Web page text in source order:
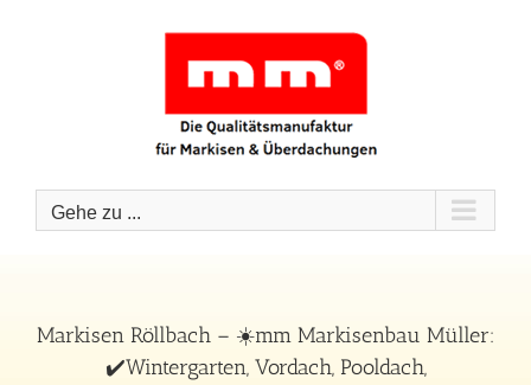
Gehe zu ...
Markisen Röllbach – ☀️mm Markisenbau Müller:
✔️Wintergarten, Vordach, Pooldach,